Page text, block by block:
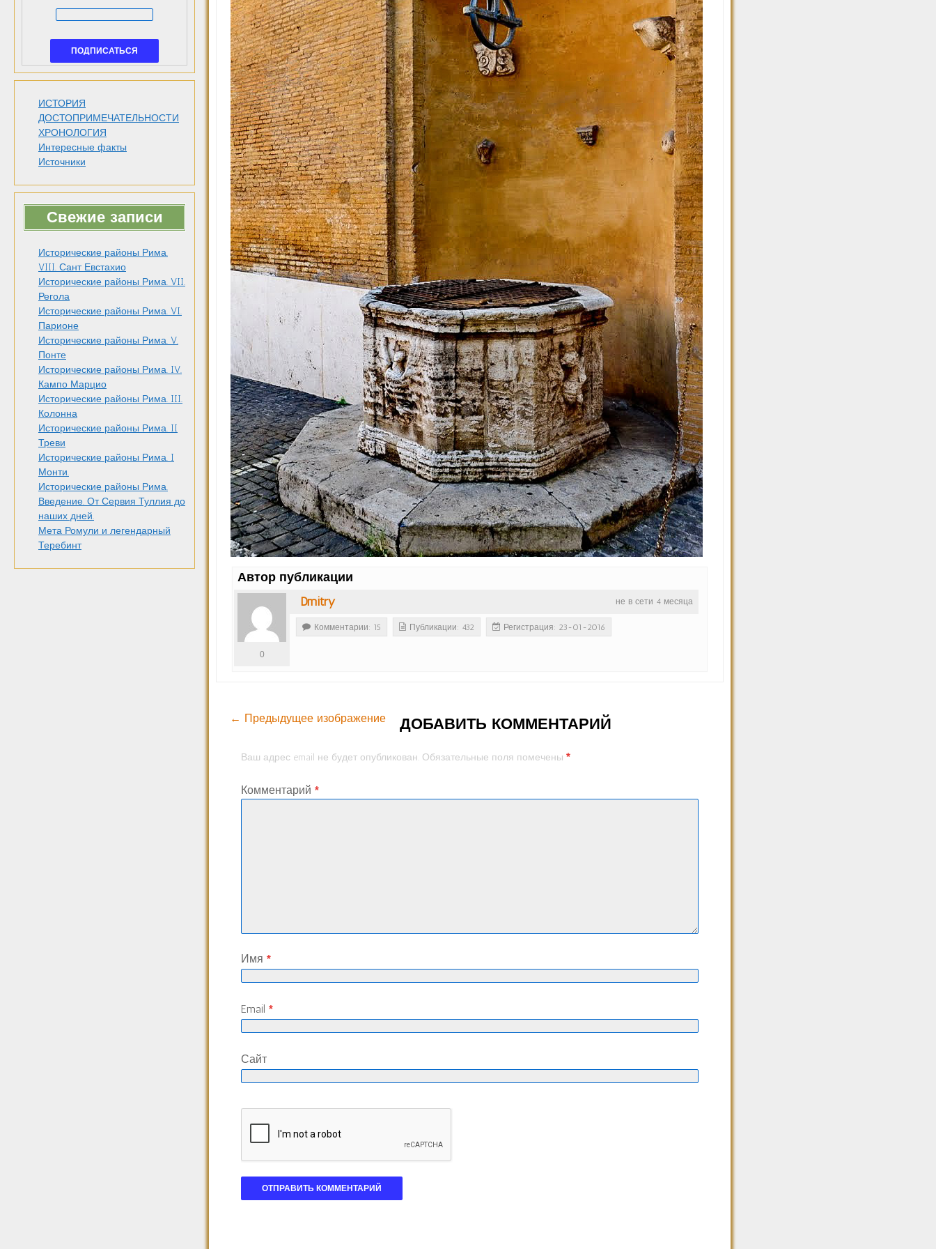
ИСТОРИЯ
ДОСТОПРИМЕЧАТЕЛЬНОСТИ
ХРОНОЛОГИЯ
Интересные факты
Источники
Свежие записи
Исторические районы Рима.
VIII. Сант Евстахио
Исторические районы Рима. VII.
Регола
Исторические районы Рима. VI.
Парионе
Исторические районы Рима. V.
Понте
Исторические районы Рима. IV.
Кампо Марцио
Исторические районы Рима. III.
Колонна
Исторические районы Рима. II
Треви
Исторические районы Рима. I
Монти.
Исторические районы Рима.
Введение. От Сервия Туллия до
наших дней.
Мета Ромули и легендарный
Теребинт
Автор публикации
не в сети 4 месяца
Dmitry
0
Комментарии: 15 Публикации: 432 Регистрация: 23-01-2016
← Предыдущее изображение ДОБАВИТЬ КОММЕНТАРИЙ
Ваш адрес email не будет опубликован. Обязательные поля помечены*
Комментарий*
Имя*
Email*
Сайт